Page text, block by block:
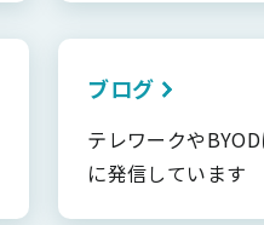
ブログ
テレワークや
に発信しています